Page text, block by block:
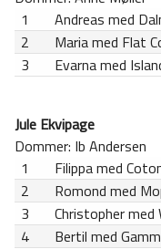
1
Andreas med
2
Maria med Flat
3
Evarna med
Jule Ekvipage
Dommer: Ib Andersen
1
Filippa med
2
Romond med
3
Christopher med
4
Bertil med